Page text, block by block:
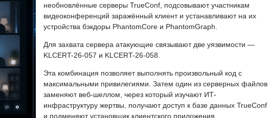
необновлённые серверы TrueConf, подсовывают участникам
видеоконференций заражённый клиент и устанавливают на их
устройства бэкдоры PhantomCore и PhantomGraph.
Для захвата сервера атакующие связывают две уязвимости —
KLCERT-26-057 и KLCERT-26-058.
Эта комбинация позволяет выполнять произвольный код с
максимальными привилегиями. Затем один из серверных файлов
заменяют веб-шеллом, через который изучают ИТ-
инфраструктуру жертвы, получают доступ к базе данных TrueConf
и подменяют установщик клиентского приложения.